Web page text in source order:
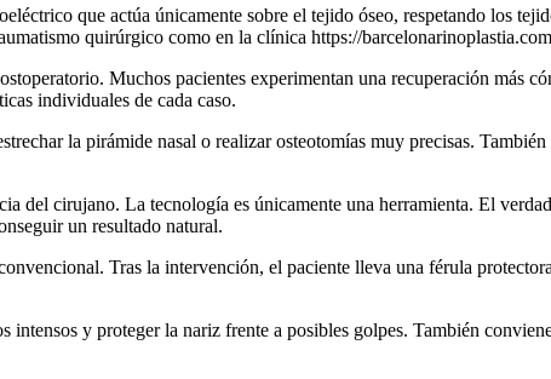
que actúa únicamente sobre el tejido óseo, respetando los
quirúrgico como en la clínica https://barcelonarinoplastia.com
Muchos pacientes experimentan una recuperación más
individuales de cada caso.
la pirámide nasal o realizar osteotomías muy precisas.
del cirujano. La tecnología es únicamente una herramienta. El
un resultado natural.
Tras la intervención, el paciente lleva una férula
y proteger la nariz frente a posibles golpes. También